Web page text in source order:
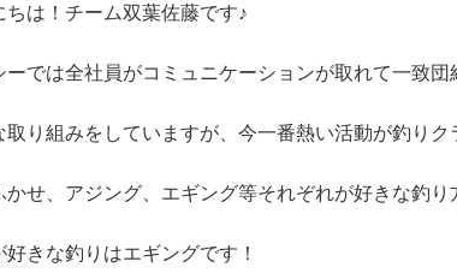
ちは！チーム双葉佐藤です♪
ーでは全社員がコミュニケーションが取れて一致団
取り組みをしていますが、今一番熱い活動が釣りク
かせ、アジング、エギング等それぞれが好きな釣り
好きな釣りはエギングです！